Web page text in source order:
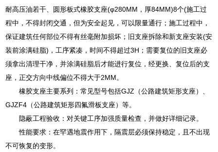
耐高压油若干、圆形板式橡胶支座(φ280MM，厚84MM)8个(施工过
程中，不得封闭交通，但为安全起见，可以限量通行；施工过程中，
保证建筑任何部位不得有丝毫附加损坏；旧支座拆除和新支座安装(安
装前涂满硅脂)，工序紧凑，时间不得超过3H；需要复位的旧支座必
须拿出清理干净，并涂满硅脂后才能进行复位，经更换、复位后的支
座，正交方向中线偏位不得大于2MM。
橡胶支座主要系列：常见型号包括GJZ（公路建筑矩形支座）、
GJZF4（公路建筑矩形四氟滑板支座）等。
隐蔽工程验收：对关键工序加强质量检查，并做好详细记录。
性能要求：在罕遇地震作用下，隔震层必须保持稳定，且不出现
不可恢复的变形。